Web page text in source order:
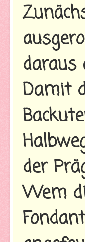
daraus
Damit
der
Wem